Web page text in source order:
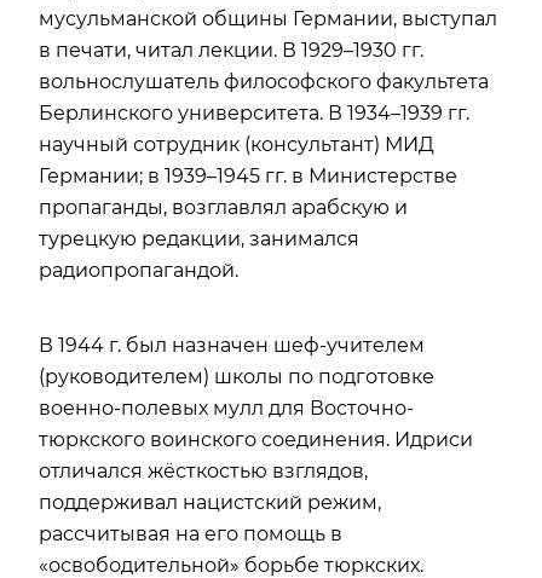
мусульманской общины Германии, выступал
в печати, читал лекции. В 1929–1930 гг.
вольнослушатель философского факультета
Берлинского университета. В 1934–1939 гг.
научный сотрудник (консультант) МИД
Германии; в 1939–1945 гг. в Министерстве
пропаганды, возглавлял арабскую и
турецкую редакции, занимался
радиопропагандой.
В 1944 г. был назначен шеф-учителем
(руководителем) школы по подготовке
военно-полевых мулл для Восточно-
тюркского воинского соединения. Идриси
отличался жёсткостью взглядов,
поддерживал нацистский режим,
рассчитывая на его помощь в
«освободительной» борьбе тюркских.